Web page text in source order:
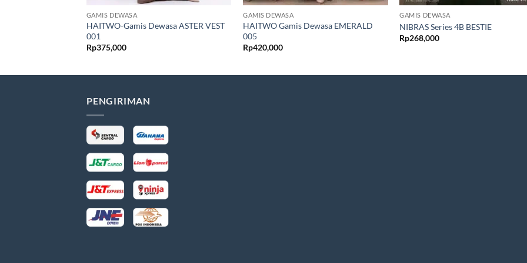
GAMIS DEWASA
HAITWO-Gamis Dewasa ASTER VEST
001
Rp375,000
GAMIS DEWASA
HAITWO Gamis Dewasa EMERALD
005
Rp420,000
GAMIS DEWASA
NIBRAS Series 4B BESTIE
Rp268,000
PENGIRIMAN